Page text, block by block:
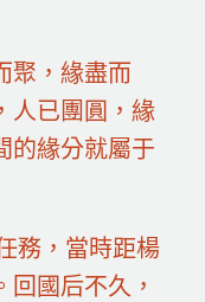
聚，緣盡而
人已團圓，緣
的緣分就屬于
務，當時距楊
國后不久，